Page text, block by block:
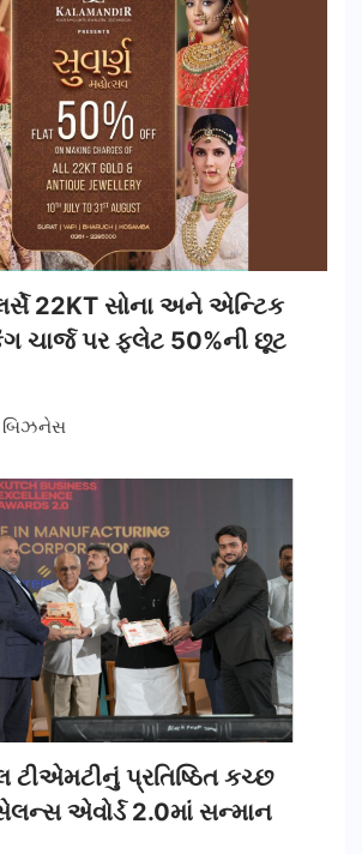
22KT સોના અને એન્ટિક
ચાર્જ પર ફ્લેટ 50%ની છૂટ
બિઝનેસ
પ્રતિષ્ઠિત કચ્છ
એવોર્ડ 2.0માં સન્માન